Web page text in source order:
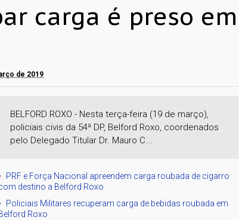
carga é preso em
de 2019
BELFORD ROXO - Nesta terça-feira (19 de março),
policiais civis da 54ª DP, Belford Roxo, coordenados
pelo Delegado Titular Dr. Mauro C...
PRF e Força Nacional apreendem carga roubada de cigarro
destino a Belford Roxo
Policiais Militares recuperam carga de bebidas roubada em
Roxo